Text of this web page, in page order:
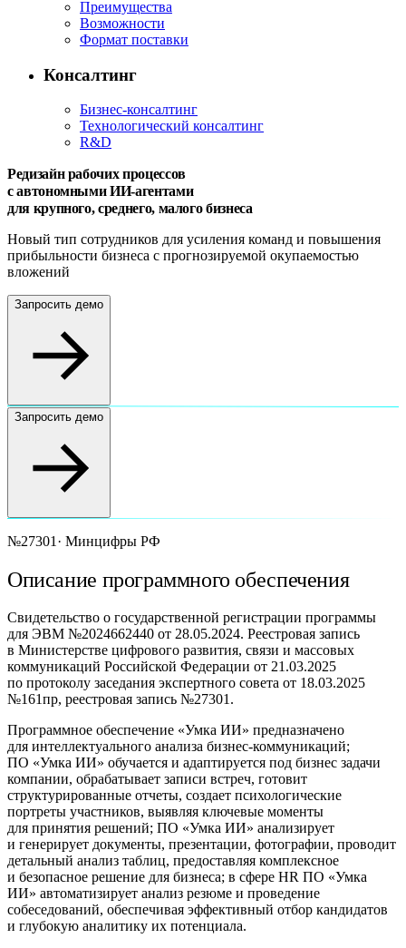
Преимущества
Возможности
Формат поставки
Консалтинг
Бизнес-консалтинг
Технологический консалтинг
R&D
Редизайн рабочих процессов
с автономными ИИ-агентами
для крупного, среднего, малого бизнеса
Новый тип сотрудников для усиления команд и повышения
прибыльности бизнеса с прогнозируемой окупаемостью
вложений
Запросить демо
Запросить демо
№27301 · Минцифры РФ
Описание программного обеспечения
Свидетельство о государственной регистрации программы
для ЭВМ №2024662440 от 28.05.2024. Реестровая запись
в Министерстве цифрового развития, связи и массовых
коммуникаций Российской Федерации от 21.03.2025
по протоколу заседания экспертного совета от 18.03.2025
№161пр, реестровая запись №27301.
Программное обеспечение «Умка ИИ» предназначено
для интеллектуального анализа бизнес-коммуникаций;
ПО «Умка ИИ» обучается и адаптируется под бизнес задачи
компании, обрабатывает записи встреч, готовит
структурированные отчеты, создает психологические
портреты участников, выявляя ключевые моменты
для принятия решений; ПО «Умка ИИ» анализирует
и генерирует документы, презентации, фотографии, проводит
детальный анализ таблиц, предоставляя комплексное
и безопасное решение для бизнеса; в сфере HR ПО «Умка
ИИ» автоматизирует анализ резюме и проведение
собеседований, обеспечивая эффективный отбор кандидатов
и глубокую аналитику их потенциала.